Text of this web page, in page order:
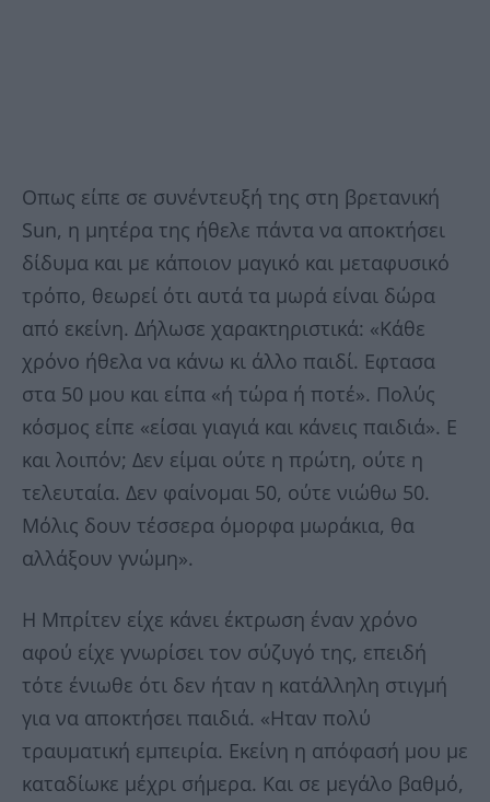
Οπως είπε σε συνέντευξή της στη βρετανική
Sun, η μητέρα της ήθελε πάντα να αποκτήσει
δίδυμα και με κάποιον μαγικό και μεταφυσικό
τρόπο, θεωρεί ότι αυτά τα μωρά είναι δώρα
από εκείνη. Δήλωσε χαρακτηριστικά: «Κάθε
χρόνο ήθελα να κάνω κι άλλο παιδί. Εφτασα
στα 50 μου και είπα «ή τώρα ή ποτέ». Πολύς
κόσμος είπε «είσαι γιαγιά και κάνεις παιδιά». Ε
και λοιπόν; Δεν είμαι ούτε η πρώτη, ούτε η
τελευταία. Δεν φαίνομαι 50, ούτε νιώθω 50.
Μόλις δουν τέσσερα όμορφα μωράκια, θα
αλλάξουν γνώμη».
Η Μπρίτεν είχε κάνει έκτρωση έναν χρόνο
αφού είχε γνωρίσει τον σύζυγό της, επειδή
τότε ένιωθε ότι δεν ήταν η κατάλληλη στιγμή
για να αποκτήσει παιδιά. «Ηταν πολύ
τραυματική εμπειρία. Εκείνη η απόφασή μου με
καταδίωκε μέχρι σήμερα. Και σε μεγάλο βαθμό,